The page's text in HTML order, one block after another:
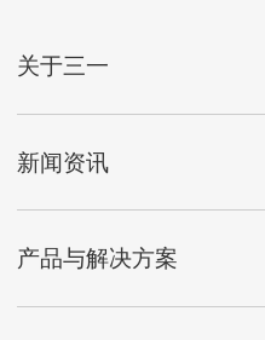
关于三一
新闻资讯
产品与解决方案